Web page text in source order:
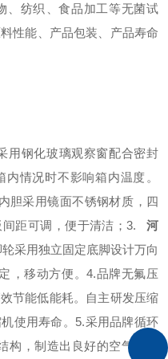
、纺织、食品加工等无菌试
能、产品包装、产品寿命
用钢化玻璃观察窗配合密封
情况时不影响箱内温度。
内胆采用镜面不锈钢材质，四
距可调，便于清洁； 3.
河
采用独立固定底脚设计万向
移动方便。4.品牌无氟压
节能低能耗。自主研发压缩
用寿命。 5.采用品牌循环
构，制造出良好的空气循环